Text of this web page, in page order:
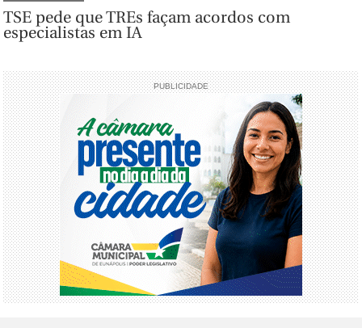
TSE pede que TREs façam acordos com
especialistas em IA
PUBLICIDADE